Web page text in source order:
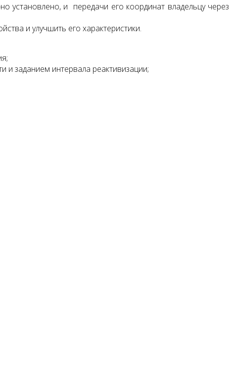
установлено, и передачи его координат владельцу через
и улучшить его характеристики.
и заданием интервала реактивизации;